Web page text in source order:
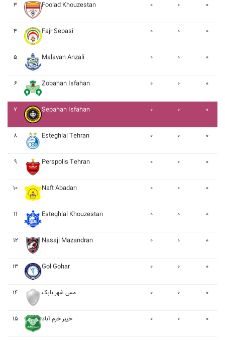
۳ Foolad Khouzestan ۰ ۰ ۰
۴ Fajr Sepasi ۰ ۰ ۰
۵ Malavan Anzali ۰ ۰ ۰
۶ Zobahan Isfahan ۰ ۰ ۰
۷ Sepahan Isfahan ۰ ۰ ۰
۸ Esteghlal Tehran ۰ ۰ ۰
۹ Perspolis Tehran ۰ ۰ ۰
۱۰ Naft Abadan ۰ ۰ ۰
۱۱ Esteghlal Khouzestan ۰ ۰ ۰
۱۲ Nasaji Mazandran ۰ ۰ ۰
۱۳ Gol Gohar ۰ ۰ ۰
۱۴ مس شهر بابک ۰ ۰ ۰
۱۵ خيبر خرم آباد ۰ ۰ ۰